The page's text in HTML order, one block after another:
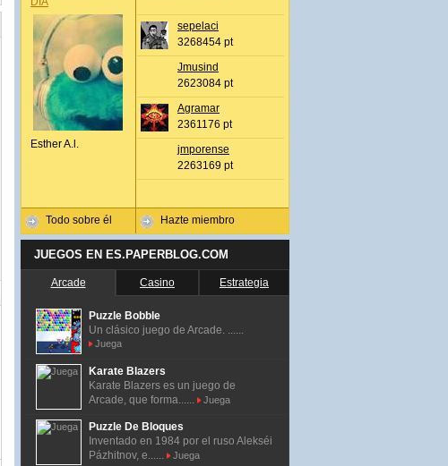
Esther A.l.
Todo sobre él
sepelaci
3268454 pt
Jmusind
2623084 pt
Agramar
2361176 pt
jmporense
2263169 pt
Hazte miembro
JUEGOS EN ES.PAPERBLOG.COM
Arcade Casino Estrategia
Puzzle Bobble
Un clásico juego de Arcade. ......
Juega
Karate Blazers
Karate Blazers es un juego de
Arcade, que forma......
Juega
Puzzle De Bloques
Inventado en 1984 por el ruso Alekséi
Pázhitnov, e......
Juega